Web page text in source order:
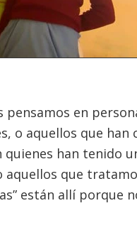
pensamos en
o aquellos que
quienes han tenido
que
están allí porque